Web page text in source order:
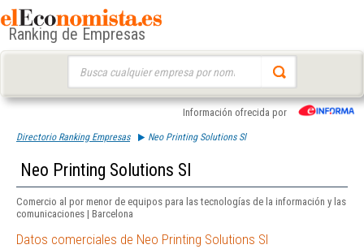
Ranking de Empresas
Información ofrecida por
Directorio Ranking Empresas Neo Printing Solutions Sl
Neo Printing Solutions Sl
Comercio al por menor de equipos para las tecnologías de la información y las
comunicaciones | Barcelona
Datos comerciales de Neo Printing Solutions Sl